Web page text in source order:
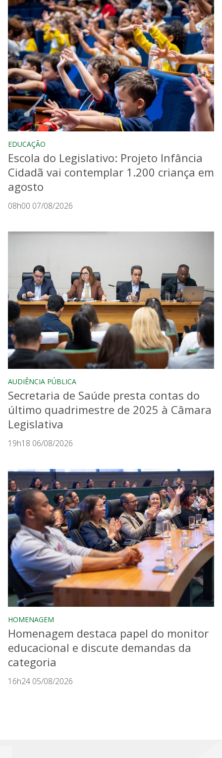
EDUCAÇÃO
Escola do Legislativo: Projeto Infância
Cidadã vai contemplar 1.200 criança em
agosto
08h00 07/08/2026
AUDIÊNCIA PÚBLICA
Secretaria de Saúde presta contas do
último quadrimestre de 2025 à Câmara
Legislativa
19h18 06/08/2026
HOMENAGEM
Homenagem destaca papel do monitor
educacional e discute demandas da
categoria
16h24 05/08/2026